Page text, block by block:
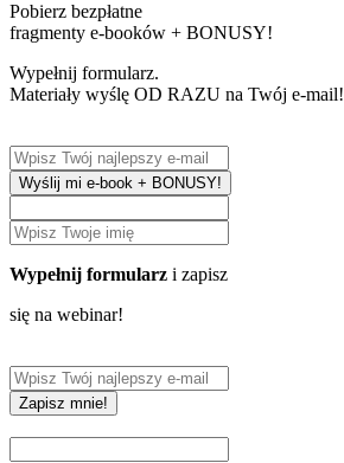
Pobierz bezpłatne
fragmenty e-booków + BONUSY!
Wypełnij formularz.
Materiały wyślę OD RAZU na Twój e-mail!
Wyślij mi e-book + BONUSY!
Wypełnij formularz i zapisz
się na webinar!
Zapisz mnie!